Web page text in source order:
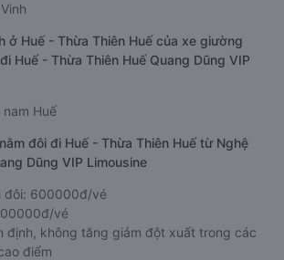
ở Huế - Thừa Thiên Huế của xe giường
Huế - Thừa Thiên Huế Quang Dũng VIP
Huế
đôi đi Huế - Thừa Thiên Huế từ Nghệ
Dũng VIP Limousine
đôi: 600000đ/vé
vé
định, không tăng giảm đột xuất trong các
điểm